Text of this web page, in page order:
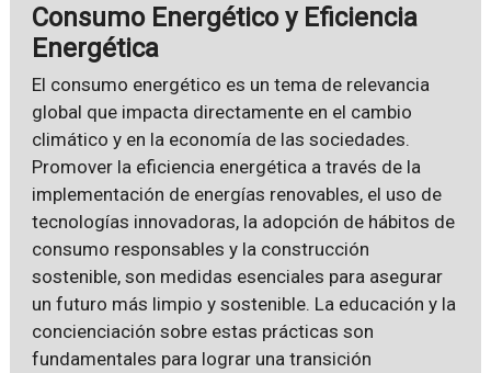
Consumo Energético y Eficiencia
Energética
El consumo energético es un tema de relevancia
global que impacta directamente en el cambio
climático y en la economía de las sociedades.
Promover la eficiencia energética a través de la
implementación de energías renovables, el uso de
tecnologías innovadoras, la adopción de hábitos de
consumo responsables y la construcción
sostenible, son medidas esenciales para asegurar
un futuro más limpio y sostenible. La educación y la
concienciación sobre estas prácticas son
fundamentales para lograr una transición